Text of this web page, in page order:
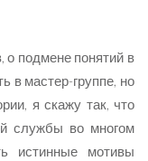
о подмене понятий в
в мастер-группе, но
я скажу так, что
службы во многом
истинные мотивы